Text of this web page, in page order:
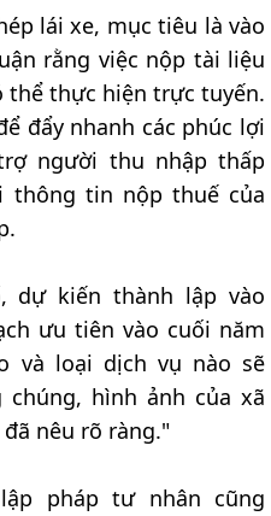
lái xe, mục tiêu là vào
rằng việc nộp tài liệu
thể thực hiện trực tuyến.
đẩy nhanh các phúc lợi
người thu nhập thấp
thông tin nộp thuế của
dự kiến thành lập vào
ưu tiên vào cuối năm
và loại dịch vụ nào sẽ
hình ảnh của xã
nêu rõ ràng."
pháp tư nhân cũng